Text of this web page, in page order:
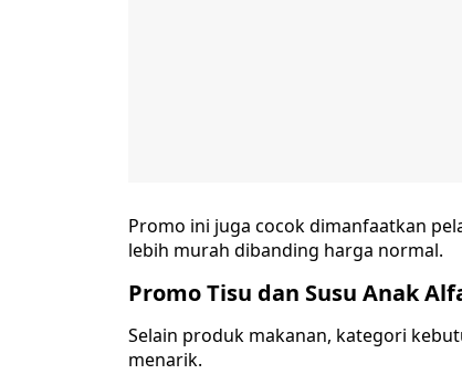
Promo ini juga cocok dimanfaatkan
lebih murah dibanding harga normal.
Promo Tisu dan Susu Anak
Selain produk makanan, kategori
menarik.